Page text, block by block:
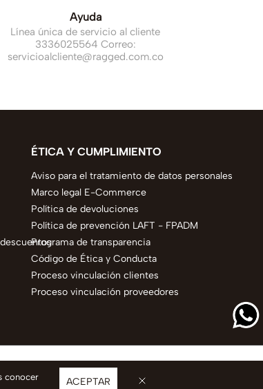
Ayuda
Línea única de servicio al cliente
3336025564 Correo:
servicioalcliente@ragged.com.co
ÉTICA Y CUMPLIMIENTO
Aviso para el tratamiento de datos personales
Marco legal E-Commerce
Política de devoluciones
Política de prevención LAFT - FPADM
Programa de transparencia
Código de Ética y Conducta
Proceso vinculación clientes
Proceso vinculación proveedores
ACEPTAR
conocer